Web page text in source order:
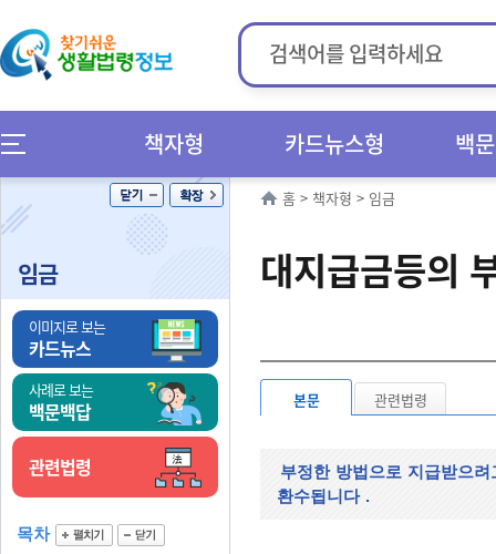
책자형 카드뉴스형 백
임금
이미지로 보는
카드뉴스
사례로 보는
백문백답
관련법령
목차
홈 > 책자형 > 임금
대지급금등의
본문 관련법령
부정한 방법으로 지급받으
환수됩니다 .